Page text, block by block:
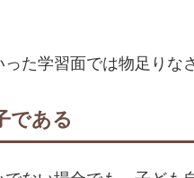
た学習面では物足りな
である